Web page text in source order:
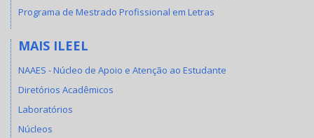
Programa de Mestrado Profissional em Letras
MAIS ILEEL
NAAES - Núcleo de Apoio e Atenção ao Estudante
Diretórios Acadêmicos
Laboratórios
Núcleos